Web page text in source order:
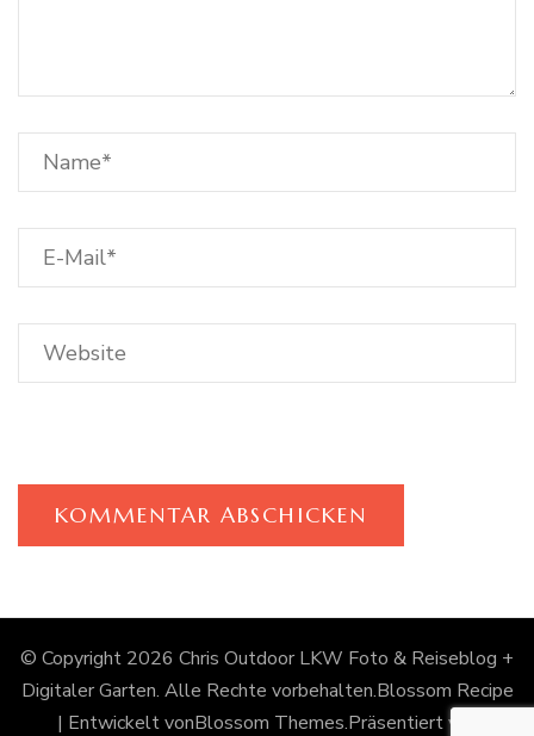
© Copyright 2026 Chris Outdoor LKW Foto & Reiseblog +
Digitaler Garten. Alle Rechte vorbehalten.Blossom Recipe
| Entwickelt vonBlossom Themes.Präsentiert von